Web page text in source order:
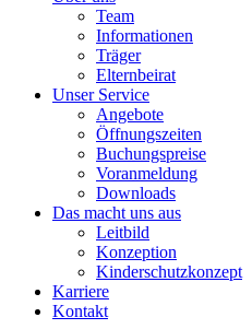
Team
Informationen
Träger
Elternbeirat
Unser Service
Angebote
Öffnungszeiten
Buchungspreise
Voranmeldung
Downloads
Das macht uns aus
Leitbild
Konzeption
Kinderschutzkonzept
Karriere
Kontakt